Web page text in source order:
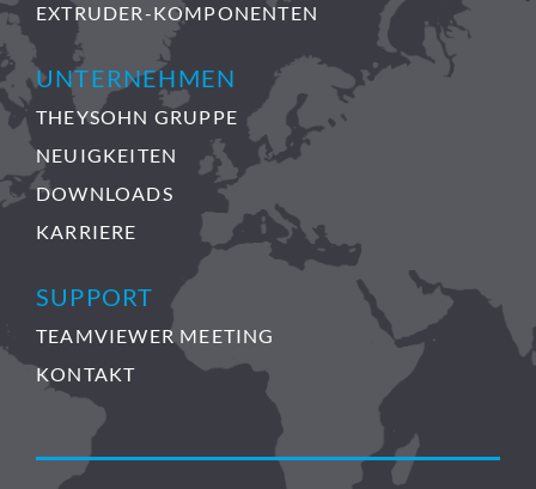
EXTRUDER-KOMPONENTEN
UNTERNEHMEN
THEYSOHN GRUPPE
NEUIGKEITEN
DOWNLOADS
KARRIERE
SUPPORT
TEAMVIEWER MEETING
KONTAKT